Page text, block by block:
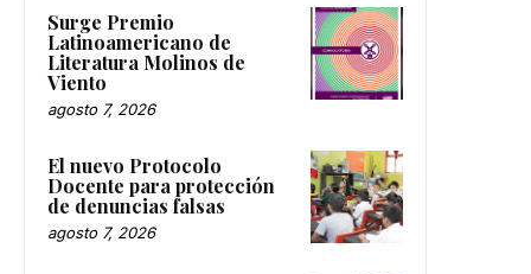
Surge Premio
Latinoamericano de
Literatura Molinos de
Viento
agosto 7, 2026
El nuevo Protocolo
Docente para protección
de denuncias falsas
agosto 7, 2026